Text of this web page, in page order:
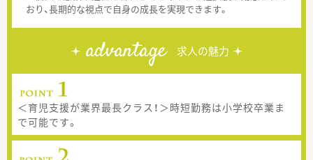
おり、長期的な視点で自身の成長を実現できます。
advantage 求人の魅力
＜育児支援が業界最長クラス！＞時短勤務は小学校卒業ま
で可能です。